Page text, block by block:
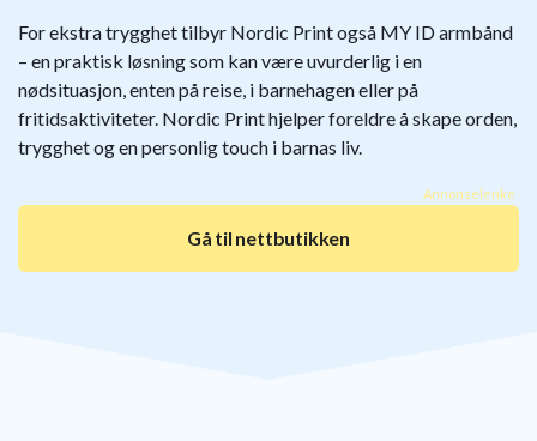
For ekstra trygghet tilbyr Nordic Print også MY ID armbånd
– en praktisk løsning som kan være uvurderlig i en
nødsituasjon, enten på reise, i barnehagen eller på
fritidsaktiviteter. Nordic Print hjelper foreldre å skape orden,
trygghet og en personlig touch i barnas liv.
Annonselenke
Gå til nettbutikken
baby
9
Gavetips
til
barn
1